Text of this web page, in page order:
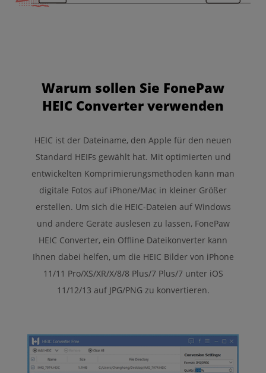
Warum sollen Sie FonePaw
HEIC Converter verwenden
HEIC ist der Dateiname, den Apple für den neuen
Standard HEIFs gewählt hat. Mit optimierten und
entwickelten Komprimierungsmethoden kann man
digitale Fotos auf iPhone/Mac in kleiner Größer
erstellen. Um sich die HEIC-Dateien auf Windows
und andere Geräte auslesen zu lassen, FonePaw
HEIC Converter, ein Offline Dateikonverter kann
Ihnen dabei helfen, um die HEIC Bilder von iPhone
11/11 Pro/XS/XR/X/8/8 Plus/7 Plus/7 unter iOS
11/12/13 auf JPG/PNG zu konvertieren.